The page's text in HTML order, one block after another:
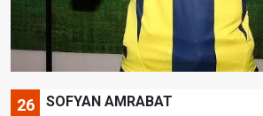
26 SOFYAN AMRABAT